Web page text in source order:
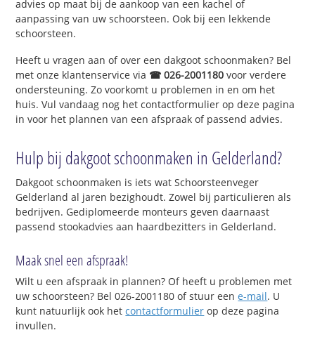
advies op maat bij de aankoop van een kachel of
aanpassing van uw schoorsteen. Ook bij een lekkende
schoorsteen.
Heeft u vragen aan of over een dakgoot schoonmaken? Bel
met onze klantenservice via ☎ 026-2001180 voor verdere
ondersteuning. Zo voorkomt u problemen in en om het
huis. Vul vandaag nog het contactformulier op deze pagina
in voor het plannen van een afspraak of passend advies.
Hulp bij dakgoot schoonmaken in Gelderland?
Dakgoot schoonmaken is iets wat Schoorsteenveger
Gelderland al jaren bezighoudt. Zowel bij particulieren als
bedrijven. Gediplomeerde monteurs geven daarnaast
passend stookadvies aan haardbezitters in Gelderland.
Maak snel een afspraak!
Wilt u een afspraak in plannen? Of heeft u problemen met
uw schoorsteen? Bel 026-2001180 of stuur eene-mail. U
kunt natuurlijk ook hetcontactformulier op deze pagina
invullen.